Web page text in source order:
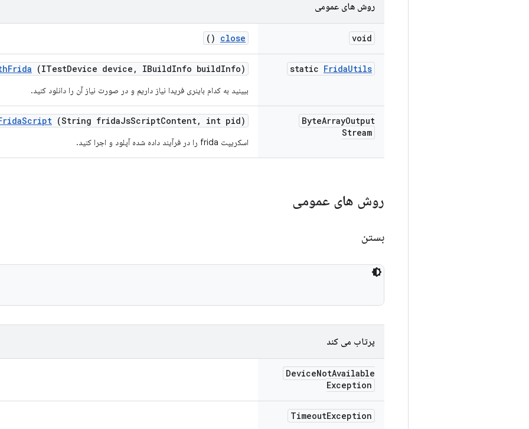
روش های عمومی
void
close
()
static FridaUtils
Frida (ITestDevice device , IBuildInfo buildInfo)
ببینید به کدام باینری فریدا نیاز داریم و در صورت نیاز آن را دانلود کنید.
ByteArrayOutput
Stream
Script (String fridaJsScriptContent, int pid)
اسکریپت frida را در فرآیند داده شده آپلود و اجرا کنید.
روش های عمومی
بستن
پرتاب می کند
DeviceNotAvailable
Exception
TimeoutException